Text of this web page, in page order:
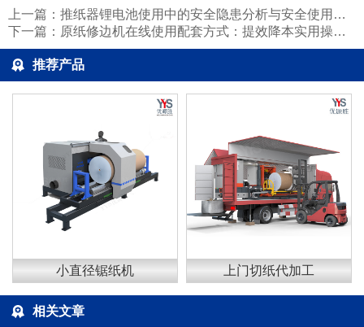
上一篇： 推纸器锂电池使用中的安全隐患分析与安全使用指南
下一篇： 原纸修边机在线使用配套方式：提效降本实用操作指南
推荐产品
小直径锯纸机 上门切纸代加工
相关文章